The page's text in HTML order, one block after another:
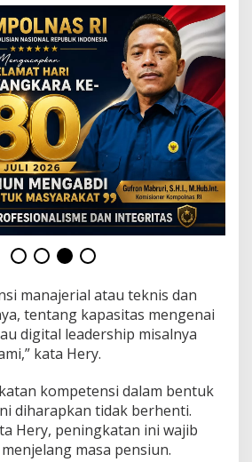
S
N
manajerial atau teknis dan
tentang kapasitas mengenai
digital leadership misalnya
kata Hery.
kompetensi dalam bentuk
diharapkan tidak berhenti.
Hery, peningkatan ini wajib
masa pensiun.